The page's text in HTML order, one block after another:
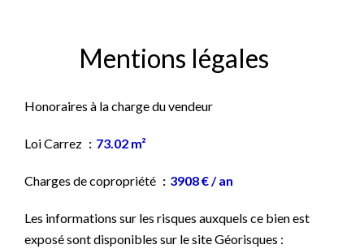
Mentions légales
Honoraires à la charge du vendeur
Loi Carrez 73.02 m²
Charges de copropriété 3908 € / an
Les informations sur les risques auxquels ce bien est
exposé sont disponibles sur le site Géorisques :